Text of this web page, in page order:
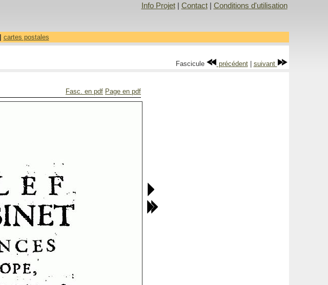
Info Projet| Contact| Conditions d'utilisation
cartes postales
Fascicule précédent| suivant
Fasc. en pdf Page en pdf